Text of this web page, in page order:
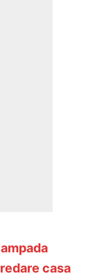
casa